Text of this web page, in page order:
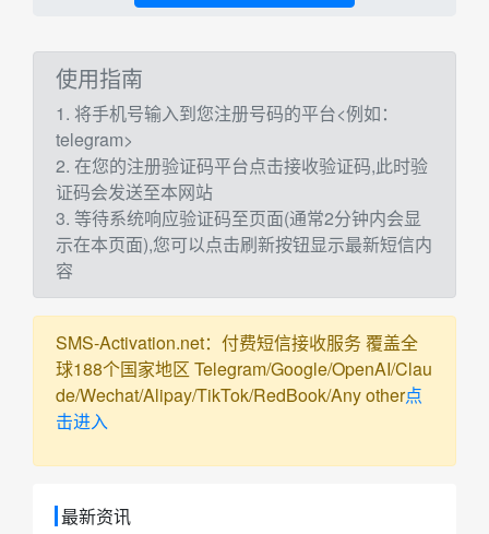
使用指南
1. 将手机号输入到您注册号码的平台<例如：
telegram>
2. 在您的注册验证码平台点击接收验证码,此时验
证码会发送至本网站
3. 等待系统响应验证码至页面(通常2分钟内会显
示在本页面),您可以点击刷新按钮显示最新短信内
容
SMS-Activation.net：付费短信接收服务 覆盖全
球188个国家地区 Telegram/Google/OpenAI/Clau
de/Wechat/Alipay/TikTok/RedBook/Any other点
击进入
最新资讯